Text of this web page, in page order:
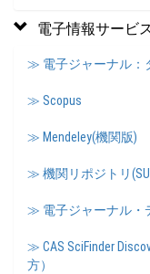
電子情報サービス
≫ 電子ジャーナル：
≫ Scopus
≫ Mendeley(機関版)
≫ 機関リポジトリ
≫ 電子ジャーナル・
≫ CAS SciFinder
方）